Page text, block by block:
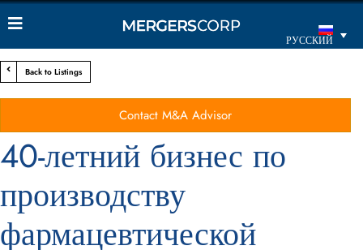
РУССКИЙ
Back to Listings
Contact M&A Advisor
40-летний бизнес по
производству
фармацевтической